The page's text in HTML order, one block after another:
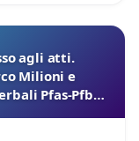
agli atti.
Milioni e
Pfas-Pfba